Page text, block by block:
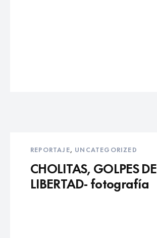
REPORTAJE, UNCATEGORIZED
CHOLITAS, GOLPES DE
LIBERTAD- fotografía